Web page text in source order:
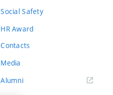
Social Safety
HR Award
Contacts
Media
Alumni